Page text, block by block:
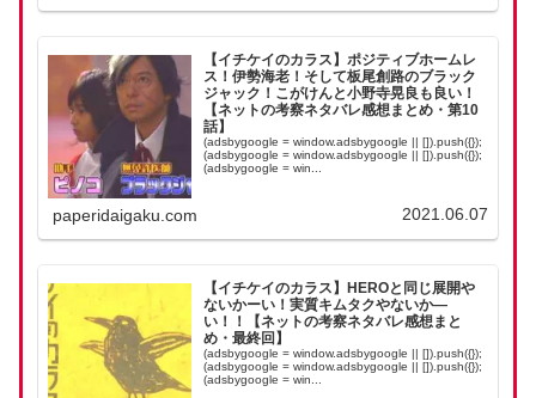
【イチケイのカラス】ポジティブホームレ
ス！伊勢海老！そして板尾創路のブラック
ジャック！こがけんと小野寺晃良も良い！
【ネットの考察ネタバレ感想まとめ・第10
話】
(adsbygoogle = window.adsbygoogle || []).push({});
(adsbygoogle = window.adsbygoogle || []).push({});
(adsbygoogle = win...
paperidaigaku.com 2021.06.07
【イチケイのカラス】HEROと同じ展開や
ないかーい！実質キムタクやないか―
い！！【ネットの考察ネタバレ感想まと
め・最終回】
(adsbygoogle = window.adsbygoogle || []).push({});
(adsbygoogle = window.adsbygoogle || []).push({});
(adsbygoogle = win...